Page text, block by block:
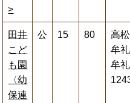
>
田井
こど
も園
〈幼
保連
公 15 80
高
牟
牟礼